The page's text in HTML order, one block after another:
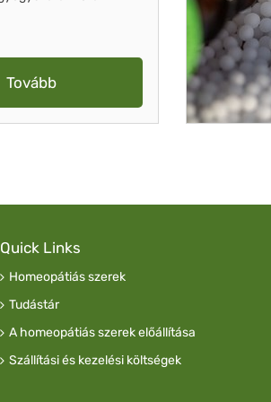
Tovább
Quick Links
Homeopátiás szerek
Tudástár
A homeopátiás szerek előállítása
Szállítási és kezelési költségek